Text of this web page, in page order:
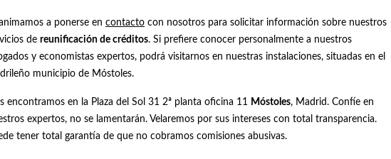
a ponerse en contacto con nosotros para solicitar información sobre nuestros
de reunificación de créditos. Si prefiere conocer personalmente a nuestros
y economistas expertos, podrá visitarnos en nuestras instalaciones, situadas en el
municipio de Móstoles.
encontramos en la Plaza del Sol 31 2ª planta oficina 11 Móstoles, Madrid. Confíe en
expertos, no se lamentarán. Velaremos por sus intereses con total transparencia.
tener total garantía de que no cobramos comisiones abusivas.